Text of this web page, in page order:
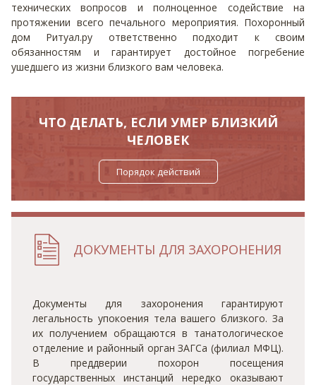
технических вопросов и полноценное содействие на
протяжении всего печального мероприятия. Похоронный
дом Ритуал.ру ответственно подходит к своим
обязанностям и гарантирует достойное погребение
ушедшего из жизни близкого вам человека.
ЧТО ДЕЛАТЬ, ЕСЛИ УМЕР БЛИЗКИЙ
ЧЕЛОВЕК
Порядок действий
ДОКУМЕНТЫ ДЛЯ ЗАХОРОНЕНИЯ
Документы для захоронения гарантируют
легальность упокоения тела вашего близкого. За
их получением обращаются в танатологическое
отделение и районный орган ЗАГСа (филиал МФЦ).
В преддверии похорон посещения
государственных инстанций нередко оказывают